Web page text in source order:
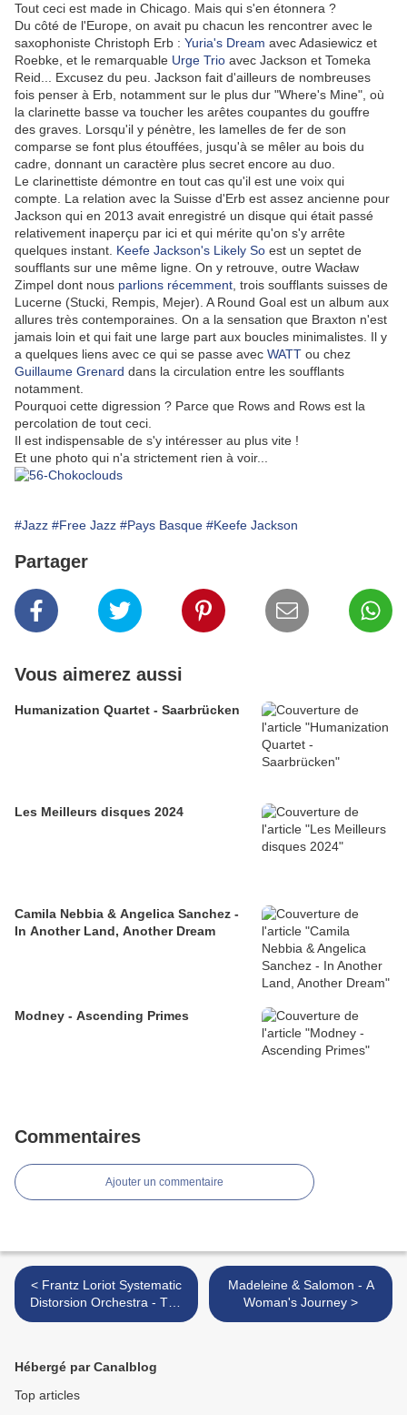
Tout ceci est made in Chicago. Mais qui s'en étonnera ?
Du côté de l'Europe, on avait pu chacun les rencontrer avec le
saxophoniste Christoph Erb : Yuria's Dream avec Adasiewicz et
Roebke, et le remarquable Urge Trio avec Jackson et Tomeka
Reid... Excusez du peu. Jackson fait d'ailleurs de nombreuses
fois penser à Erb, notamment sur le plus dur "Where's Mine", où
la clarinette basse va toucher les arêtes coupantes du gouffre
des graves. Lorsqu'il y pénètre, les lamelles de fer de son
comparse se font plus étouffées, jusqu'à se mêler au bois du
cadre, donnant un caractère plus secret encore au duo.
Le clarinettiste démontre en tout cas qu'il est une voix qui
compte. La relation avec la Suisse d'Erb est assez ancienne pour
Jackson qui en 2013 avait enregistré un disque qui était passé
relativement inaperçu par ici et qui mérite qu'on s'y arrête
quelques instant. Keefe Jackson's Likely So est un septet de
soufflants sur une même ligne. On y retrouve, outre Wacław
Zimpel dont nous parlions récemment , trois soufflants suisses de
Lucerne (Stucki, Rempis, Mejer). A Round Goal est un album aux
allures très contemporaines. On a la sensation que Braxton n'est
jamais loin et qui fait une large part aux boucles minimalistes. Il y
a quelques liens avec ce qui se passe avec WATT ou chez
Guillaume Grenard dans la circulation entre les soufflants
notamment.
Pourquoi cette digression ? Parce que Rows and Rows est la
percolation de tout ceci.
Il est indispensable de s'y intéresser au plus vite !
Et une photo qui n'a strictement rien à voir...
#Jazz #Free Jazz #Pays Basque #Keefe Jackson
Partager
Vous aimerez aussi
Humanization Quartet - Saarbrücken
Les Meilleurs disques 2024
Camila Nebbia & Angelica Sanchez -
In Another Land, Another Dream
Modney - Ascending Primes
Commentaires
Ajouter un commentaire
< Frantz Loriot Systematic
Distorsion Orchestra - The
Assembly
Madeleine & Salomon - A
Woman's Journey >
Hébergé par Canalblog
Top articles